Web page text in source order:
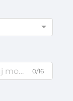
0/16